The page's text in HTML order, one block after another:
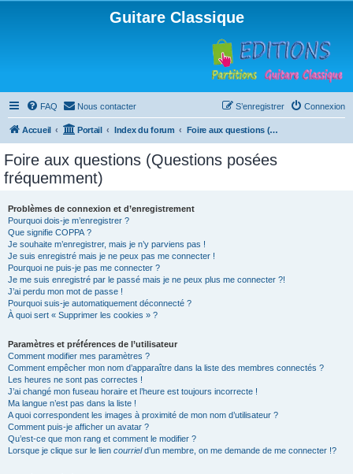
Guitare Classique
FAQ Nous contacter Connexion
S’enregistrer
Accueil Portail Index du forum Foire aux questions (Questions posées fréquemment)
Foire aux questions (Questions posées
fréquemment)
Problèmes de connexion et d’enregistrement
Pourquoi dois-je m’enregistrer ?
Que signifie COPPA ?
Je souhaite m’enregistrer, mais je n’y parviens pas !
Je suis enregistré mais je ne peux pas me connecter !
Pourquoi ne puis-je pas me connecter ?
Je me suis enregistré par le passé mais je ne peux plus me connecter ?!
J’ai perdu mon mot de passe !
Pourquoi suis-je automatiquement déconnecté ?
À quoi sert « Supprimer les cookies » ?
Paramètres et préférences de l’utilisateur
Comment modifier mes paramètres ?
Comment empêcher mon nom d’apparaître dans la liste des membres connectés ?
Les heures ne sont pas correctes !
J’ai changé mon fuseau horaire et l’heure est toujours incorrecte !
Ma langue n’est pas dans la liste !
A quoi correspondent les images à proximité de mon nom d’utilisateur ?
Comment puis-je afficher un avatar ?
Qu’est-ce que mon rang et comment le modifier ?
Lorsque je clique sur le lien courrield’un membre, on me demande de me connecter !?